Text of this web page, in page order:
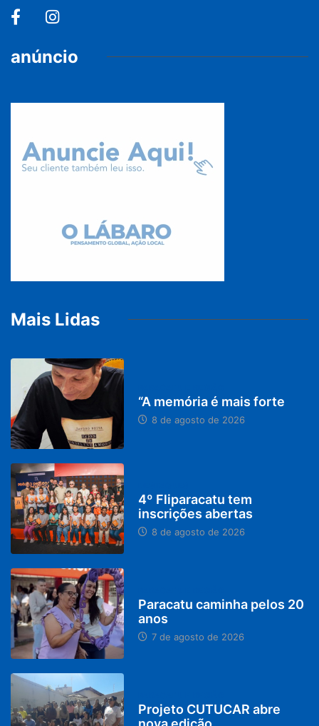
anúncio
Mais Lidas
“A memória é mais forte
8 de agosto de 2026
4º Fliparacatu tem
inscrições abertas
8 de agosto de 2026
Paracatu caminha pelos 20
anos
7 de agosto de 2026
Projeto CUTUCAR abre